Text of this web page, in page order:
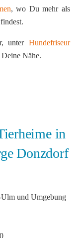
, wo Du mehr als
unter Hundefriseur
Nähe.
in
Donzdorf
und Umgebung